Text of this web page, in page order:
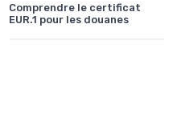
Comprendre le certificat
EUR.1 pour les douanes